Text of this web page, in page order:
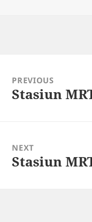
PREVIOUS
Previous
Stasiun
NEXT
Next
Stasiun